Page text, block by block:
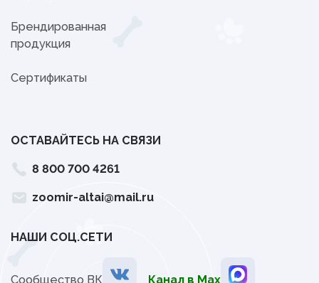
Брендированная
продукция
Сертификаты
ОСТАВАЙТЕСЬ НА СВЯЗИ
8 800 700 4261
zoomir-altai@mail.ru
НАШИ СОЦ.СЕТИ
Сообщество ВК Канал в Мах